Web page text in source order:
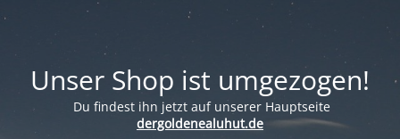
Unser Shop ist umgezogen!
Du findest ihn jetzt auf unserer Hauptseite
dergoldenealuhut.de